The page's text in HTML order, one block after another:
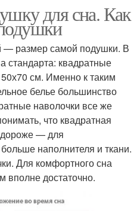
для сна. Как
— размер самой подушки. В
стандарта: квадратные
см. Именно к таким
белье большинство
наволочки все же
что квадратная
дороже — для
наполнителя и ткани.
Для комфортного сна
вполне достаточно.